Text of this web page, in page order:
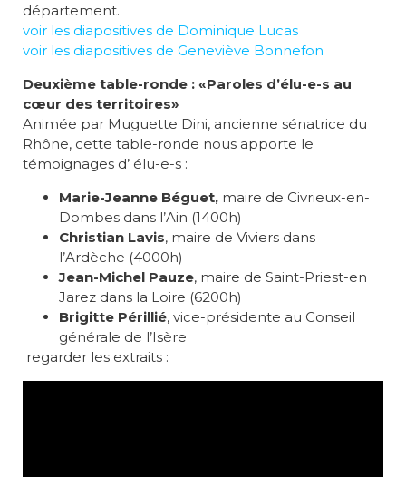
département.
voir les diapositives de Dominique Lucas
voir les diapositives de Geneviève Bonnefon
Deuxième table-ronde : «Paroles d’élu-e-s au
cœur des territoires»
Animée par Muguette Dini, ancienne sénatrice du
Rhône, cette table-ronde nous apporte le
témoignages d’ élu-e-s :
Marie-Jeanne Béguet, maire de Civrieux-en-
Dombes dans l’Ain (1400h)
Christian Lavis, maire de Viviers dans
l’Ardèche (4000h)
Jean-Michel Pauze, maire de Saint-Priest-en
Jarez dans la Loire (6200h)
Brigitte Périllié, vice-présidente au Conseil
générale de l’Isère
regarder les extraits :